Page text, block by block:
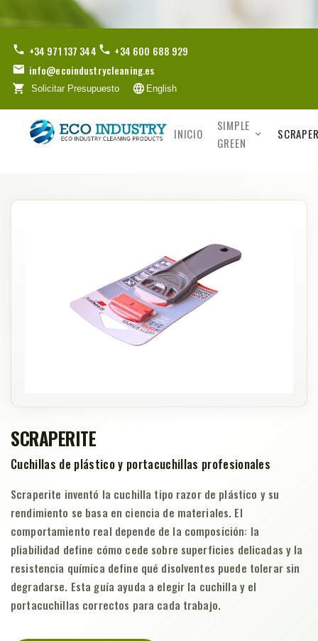
+34 971 137 344
+34 600 688 929
info@ecoindustrycleaning.es
Solicitar Presupuesto English
INICIO
SIMPLE
GREEN
SCRAPERITE
Cuchillas de plástico y portacuchillas profesionales
Scraperite inventó la cuchilla tipo razor de plástico y su
rendimiento se basa en ciencia de materiales. El
comportamiento real depende de la composición: la
pliabilidad define cómo cede sobre superficies delicadas y la
resistencia química define qué disolventes puede tolerar sin
degradarse. Esta guía ayuda a elegir la cuchilla y el
portacuchillas correctos para cada trabajo.